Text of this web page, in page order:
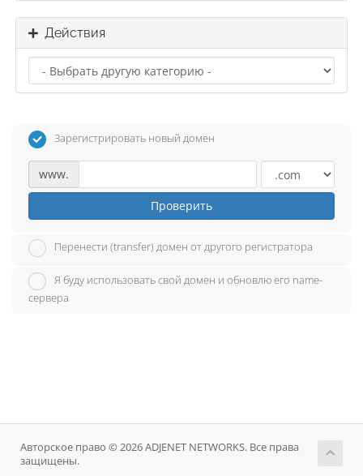
Действия
Зарегистрировать новый домен
www.
Проверить
Перенести (transfer) домен от другого регистратора
Я буду использовать свой домен и обновлю его name-
сервера
Авторское право © 2026 ADJENET NETWORKS. Все права
защищены.